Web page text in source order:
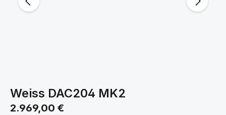
Weiss DAC204 MK2
Regulärer Preis:
2.969,00 €